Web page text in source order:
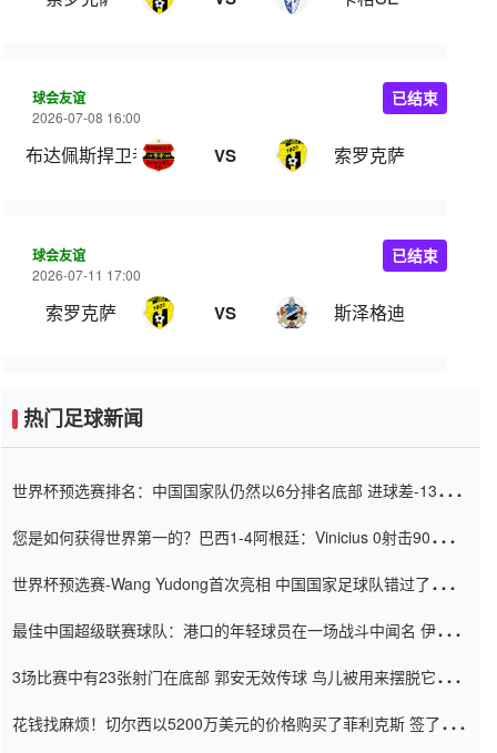
球会友谊
2026-07-08 16:00
布达佩斯捍卫者 VS 索罗克萨
已结束
球会友谊
2026-07-11 17:00
索罗克萨 VS 斯泽格迪
已结束
热门足球新闻
世界杯预选赛排名：中国国家队仍然以6分排名底部 进球差-13令人
您是如何获得世界第一的？巴西1-4阿根廷：Vinicius 0射击90分钟
世界杯预选赛-Wang Yudong首次亮相 中国国家足球队错过了世界
最佳中国超级联赛球队：港口的年轻球员在一场战斗中闻名 伊万放
3场比赛中有23张射门在底部 郭安无效传球 鸟儿被用来摆脱它
花钱找麻烦！切尔西以5200万美元的价格购买了菲利克斯 签了7年